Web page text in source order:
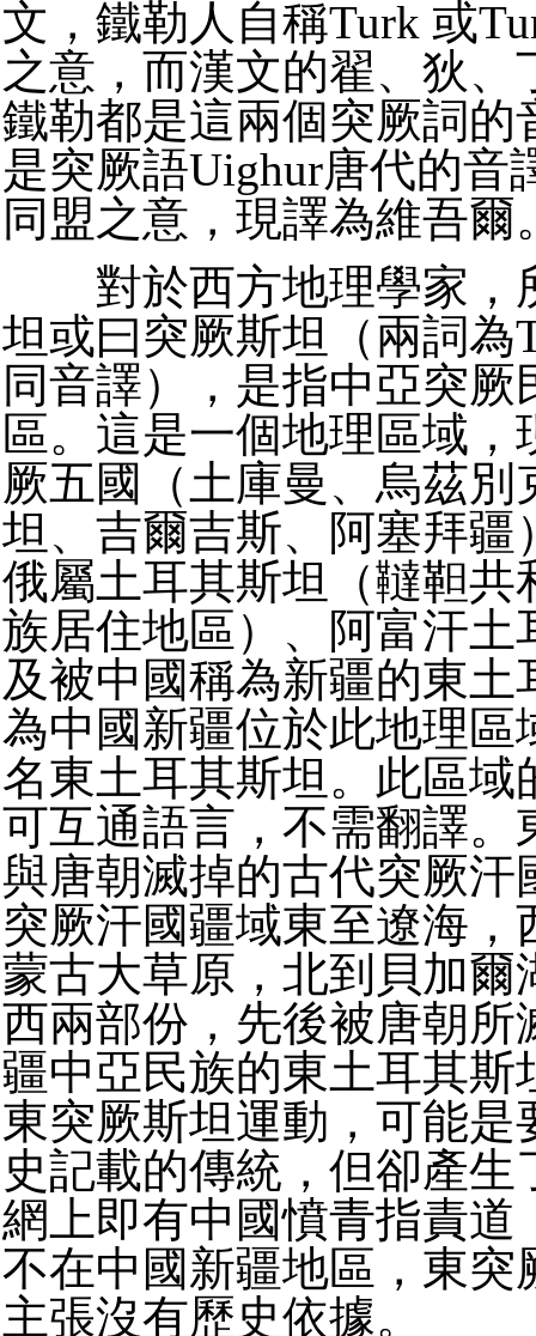
文，鐵勒人自稱Turk 或
之意，而漢文的翟、狄、
鐵勒都是這兩個突厥詞的
是突厥語Uighur唐代的音
同盟之意，現譯為維吾爾
對於西方地理學家，
坦或曰突厥斯坦（兩詞為
同音譯），是指中亞突厥
區。這是一個地理區域，
厥五國（土庫曼、烏茲別
坦、吉爾吉斯、阿塞拜疆
俄屬土耳其斯坦（韃靼共
族居住地區）、阿富汗土
及被中國稱為新疆的東土
為中國新疆位於此地理區
名東土耳其斯坦。此區域
可互通語言，不需翻譯。
與唐朝滅掉的古代突厥汗
突厥汗國疆域東至遼海，
蒙古大草原，北到貝加爾
西兩部份，先後被唐朝所
疆中亞民族的東土耳其斯
東突厥斯坦運動，可能是
史記載的傳統，但卻產生
網上即有中國憤青指責道
不在中國新疆地區，東突
主張沒有歷史依據。